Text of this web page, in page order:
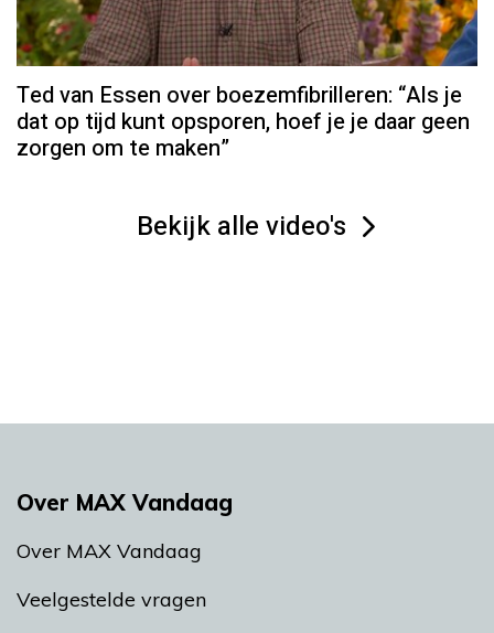
Ted van Essen over boezemfibrilleren: “Als je
dat op tijd kunt opsporen, hoef je je daar geen
zorgen om te maken”
Bekijk alle video's
Over MAX Vandaag
Over MAX Vandaag
Veelgestelde vragen